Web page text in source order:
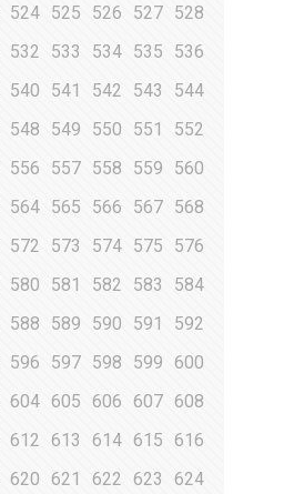
524 525 526 527 528
532 533 534 535
536
540 541 542 543
544
548 549 550 551
552
556 557 558 559
560
564 565 566 567 568
572 573 574 575
576
580 581 582 583
584
588 589 590 591
592
596 597 598 599
600
604 605 606 607 608
612 613 614 615
616
620 621 622 623
624